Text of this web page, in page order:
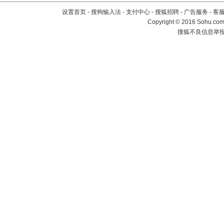
设置首页 - 搜狗输入法 - 支付中心 - 搜狐招聘 - 广告服务 - 客
Copyright©2016
搜狐不良信息举